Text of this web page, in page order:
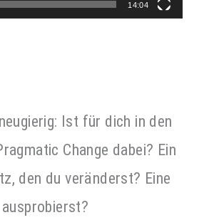
14:04
Ist für dich in den
Change dabei? Ein
den du veränderst? Eine